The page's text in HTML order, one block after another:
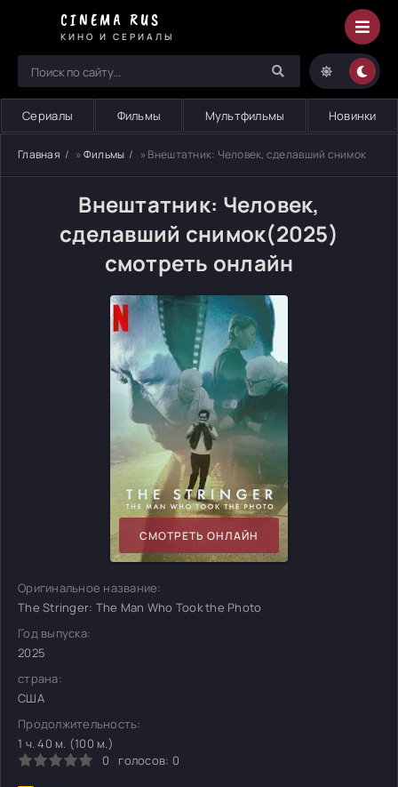
CINEMA RUS
КИНО И СЕРИАЛЫ
Сериалы Фильмы Мультфильмы Новинки
Главная » Фильмы » Внештатник: Человек, сделавший снимок
Внештатник: Человек,
сделавший снимок(2025)
смотреть онлайн
СМОТРЕТЬ ОНЛАЙН
Оригинальное название:
The Stringer: The Man Who Took the Photo
Год выпуска:
2025
страна:
США
Продолжительность:
1 ч. 40 м. (100 м.)
0
голосов: 0